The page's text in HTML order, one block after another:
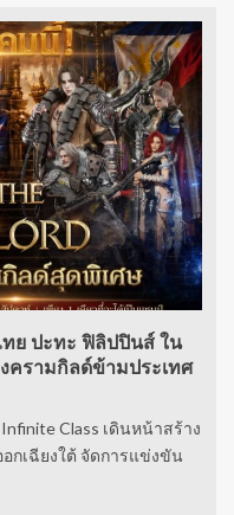
ทย ปะทะ ฟิลิปปินส์ ใน
ครามกิลด์ข้ามประเทศ
Class เดินหน้าสร้าง
กเฉียงใต้ จัดการแข่งขัน